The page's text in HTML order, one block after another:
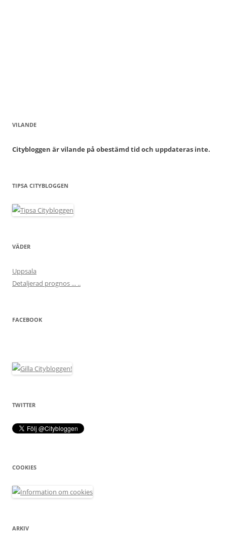
VILANDE
Citybloggen är vilande på obestämd tid och uppdateras inte.
TIPSA CITYBLOGGEN
VÄDER
Uppsala
Detaljerad prognos ... ..
FACEBOOK
TWITTER
COOKIES
ARKIV